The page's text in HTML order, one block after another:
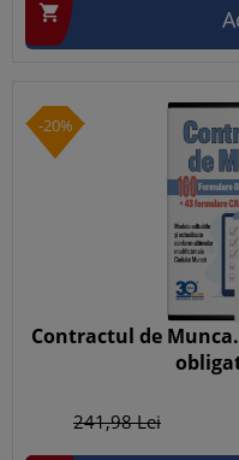

-20%
Contractul de
241,98Lei